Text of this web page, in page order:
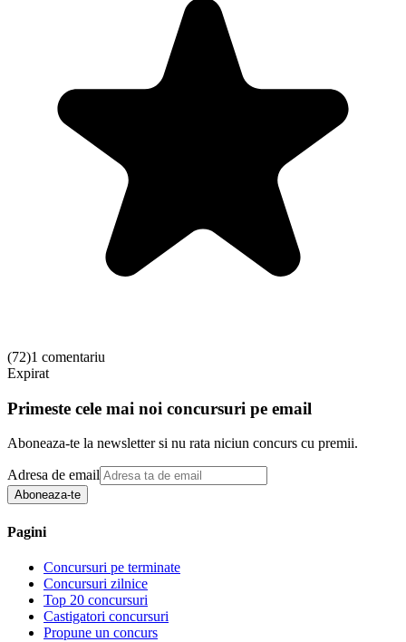
(72)1 comentariu
Expirat
Primeste cele mai noi concursuri pe email
Aboneaza-te la newsletter si nu rata niciun concurs cu premii.
Adresa de email
Aboneaza-te
Pagini
Concursuri pe terminate
Concursuri zilnice
Top 20 concursuri
Castigatori concursuri
Propune un concurs